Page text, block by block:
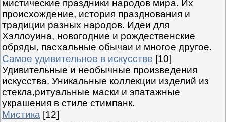
мистические праздники народов мира. Их
происхождение, история празднования и
традиции разных народов. Идеи для
Хэллоуина, новогодние и рождественские
обряды, пасхальные обычаи и многое другое.
Самое удивительное в искусстве [10]
Удивительные и необычные произведения
искусства. Уникальные коллекции изделий из
стекла,ритуальные маски и эпатажные
украшения в стиле стимпанк.
Мистика [12]